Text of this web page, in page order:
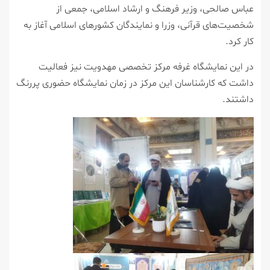
عباس صالحی، وزیر فرهنگ و ارشاد اسلامی، جمعی از
شخصیت‌های قرآنی، وزرا و نمایندگان کشورهای اسلامی آغاز به
کار کرد.
در این نمایشگاه غرفه مرکز تخصصی مهدویت نیز فعالیت
داشت که کارشناسان این مرکز در زمان نمایشگاه حضوری پررنگ
داشتند.